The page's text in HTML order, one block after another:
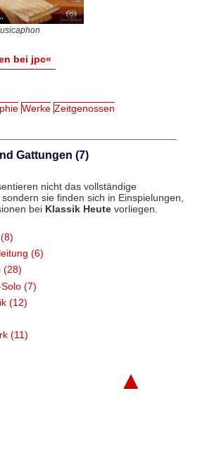
bei jpc«
Werke Zeitgenossen
Gattungen (7)
nicht das vollständige
sie finden sich in Einspielungen,
bei Klassik Heutevorliegen.
(6)
(28)
(7)
(12)
(11)
▲